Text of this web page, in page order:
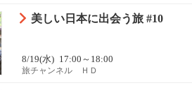
美しい日本に出会う旅 #10
8/19(水) 17:00～18:00
旅チャンネル ＨＤ